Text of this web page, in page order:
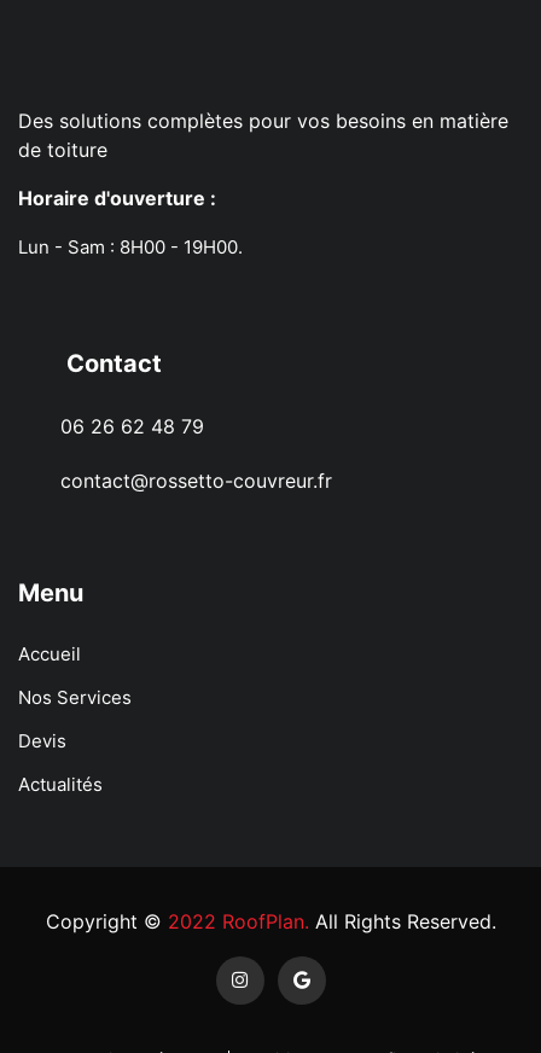
Des solutions complètes pour vos besoins en matière
de toiture
Horaire d'ouverture :
Lun - Sam : 8H00 - 19H00.
Contact
06 26 62 48 79
contact@rossetto-couvreur.fr
Menu
Accueil
Nos Services
Devis
Actualités
Copyright © 2022 RoofPlan. All Rights Reserved.